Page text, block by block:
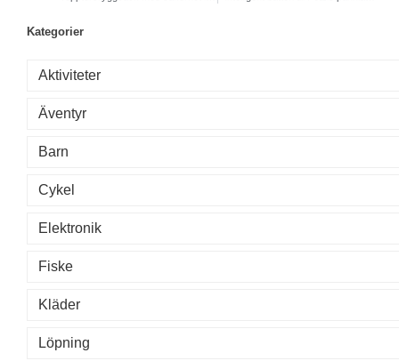
Kategorier
Aktiviteter
Äventyr
Barn
Cykel
Elektronik
Fiske
Kläder
Löpning